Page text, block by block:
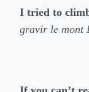
I tried to
gravir le mont